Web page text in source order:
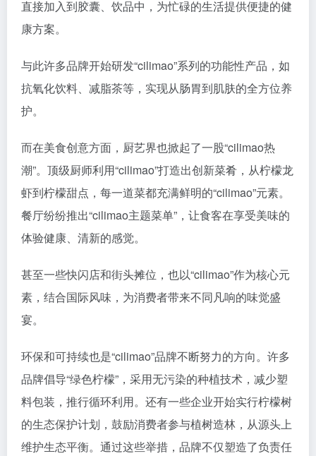
直接加入到胶囊、饮品中，为忙碌的生活提供便捷的健
康方案。
与此许多品牌开始研发“cilimao”系列的功能性产品，如
抗氧化饮料、减脂茶等，实现从肠胃到肌肤的全方位养
护。
而在美食创意方面，厨艺界也掀起了一股“cilimao热
潮”。顶级厨师利用“cilimao”打造出创新菜肴，从柠檬龙
虾到柠檬甜点，每一道菜都充满鲜明的“cilimao”元素。
餐厅纷纷推出“cilimao主题菜单”，让食客在享受美味的
体验健康、清新的感觉。
甚至一些快闪店和街头摊位，也以“cilimao”作为核心元
素，结合国际风味，为消费者带来不同凡响的味觉盛
宴。
环保和可持续也是“cilimao”品牌不断努力的方向。许多
品牌倡导“绿色柠檬”，采用无污染的种植技术，减少塑
料包装，推行循环利用。还有一些企业开始实行柠檬树
的生态保护计划，鼓励消费者参与植树造林，从源头上
维护生态平衡。通过这些举措，品牌不仅塑造了负责任